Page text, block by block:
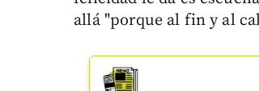
allá "porque al fin y al